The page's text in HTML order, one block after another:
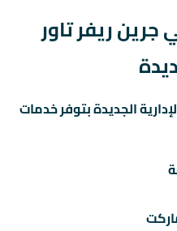
ريفر تاور
الجديدة بتوفر خدمات